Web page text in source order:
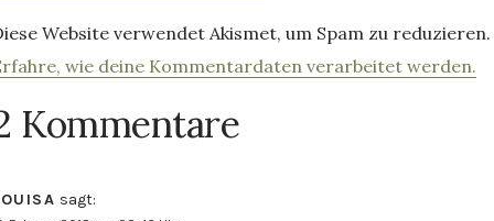
Website verwendet Akismet, um Spam zu reduzieren.
wie deine Kommentardaten verarbeitet werden.
Kommentare
sagt: